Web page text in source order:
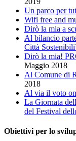
Un parco per
Wifi free and
Dirò la mia a
Al bilancio
Città
Dirò la mia!
Maggio 2018
Al Comune di
2018
Al via il voto
La Giornata
del Festival
Obiettivi per lo